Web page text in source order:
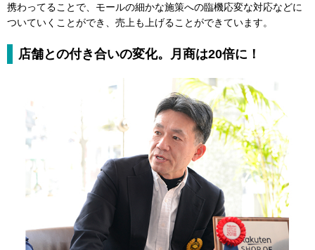
携わってることで、モールの細かな施策への臨機応変な対応などに
ついていくことができ、売上も上げることができています。
店舗との付き合いの変化。月商は20倍に！